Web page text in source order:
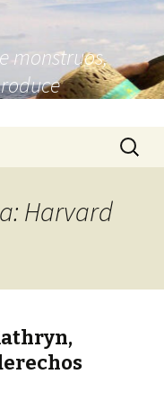
monstruos,
Buscar:
Harvard